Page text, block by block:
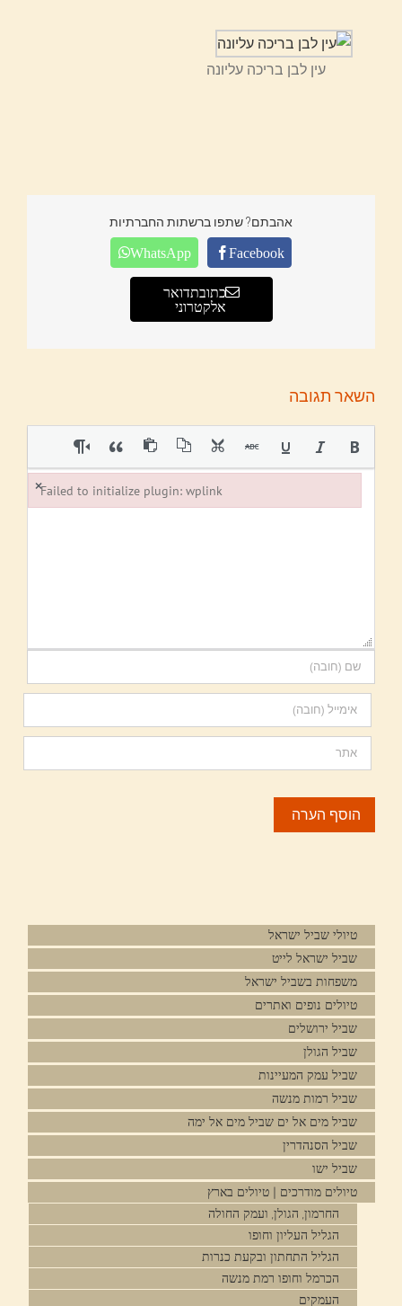
עין לבן בריכה עליונה
אהבתם? שתפו ברשתות החברתיות
Facebook
WhatsApp
כתובת דואר
אלקטרוני
השאר תגובה
טיולי שביל ישראל
שביל ישראל לייט
משפחות בשביל ישראל
טיולים נופים ואתרים
שביל ירושלים
שביל הגולן
שביל עמק המעיינות
שביל רמות מנשה
שביל מים אל ים שביל מים אל ימה
שביל הסנהדרין
שביל ישו
טיולים מודרכים | טיולים בארץ
החרמון, הגולן, ועמק החולה
הגליל העליון וחופו
הגליל התחתון ובקעת כנרות
הכרמל וחופו רמת מנשה
העמקים
Failed to initialize plugin: wplink
×
Failed to initialize plugin: wplink